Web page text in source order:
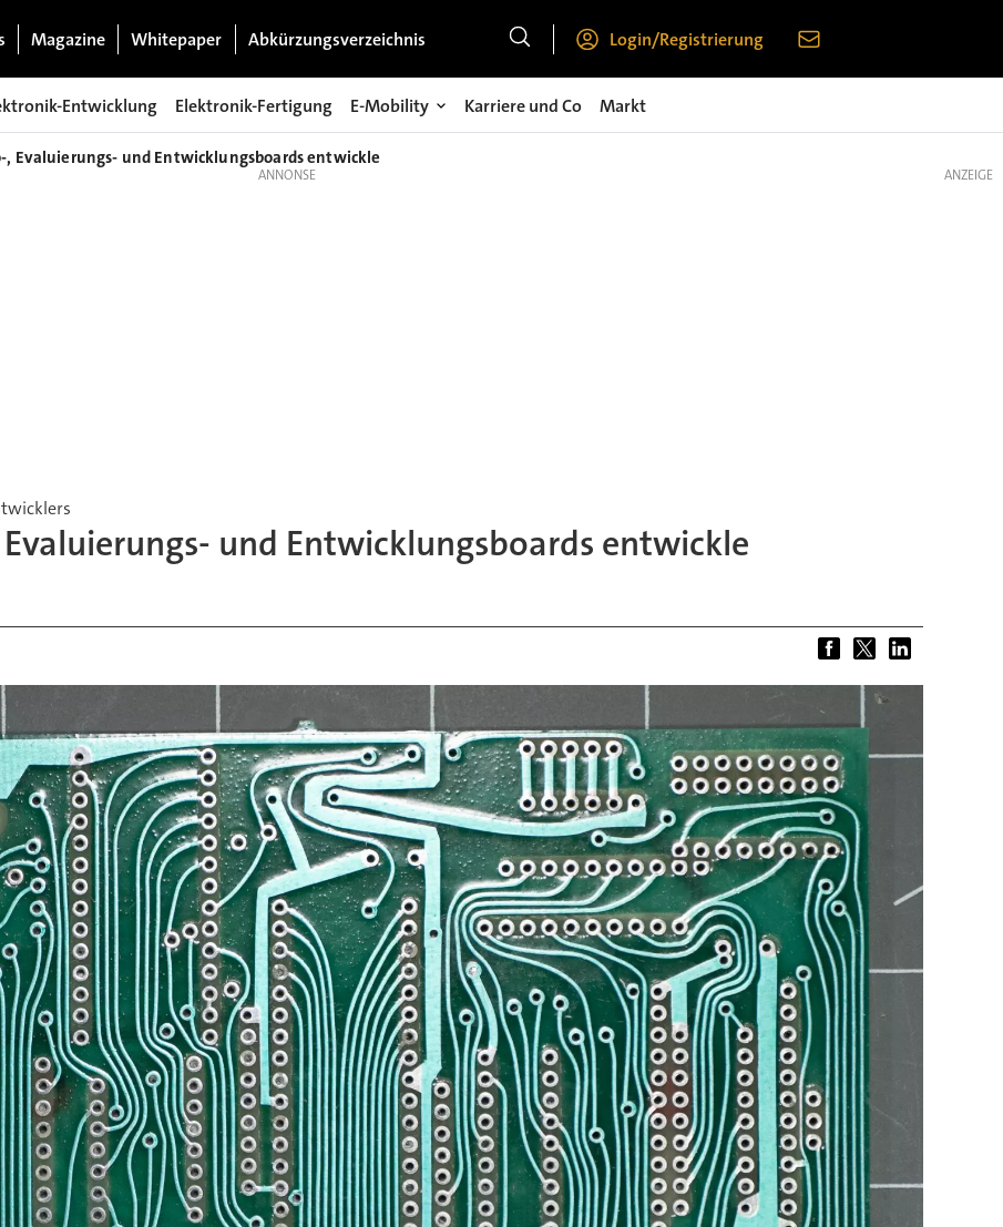
Magazine Whitepaper Abkürzungsverzeichnis Login/Registrierung
Entwicklung Elektronik-Fertigung E-Mobility Karriere und Co Markt
, Evaluierungs- und Entwicklungsboards entwickle
und Entwicklungsboards entwickle
ANZEIGE